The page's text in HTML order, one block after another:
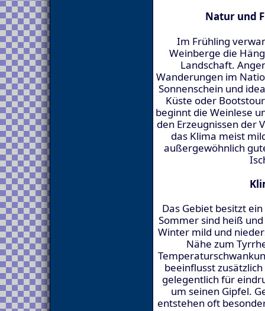
Natur und
Im Frühling
Weinberge die
Landschaft.
Wanderungen im
Sonnenschein und
Küste oder
beginnt die Weinlese
den Erzeugnissen der
das Klima meist
außergewöhnlich
Das Gebiet besitzt
Sommer sind heiß
Winter mild und
Nähe zum
beeinflusst
gelegentlich für
um seinen Gipfel.
entstehen oft